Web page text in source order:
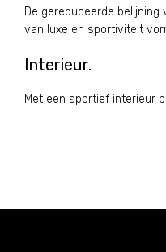
De gereduceerde
van luxe en sportiviteit
Interieur.
Met een sportief interieur